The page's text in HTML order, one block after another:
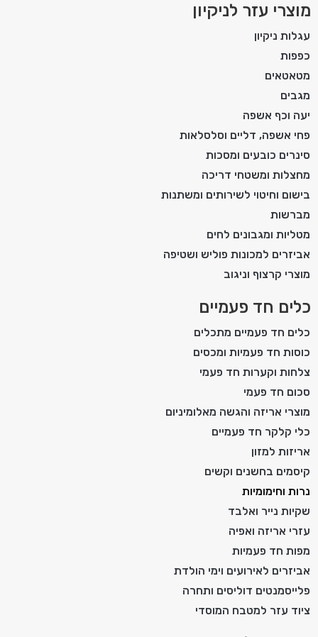
מוצרי עזר לניקיון
עגלות ניקיון
כפפות
מטאטאים
מגבים
יעה וכף אשפה
פחי אשפה, דליים וסלסלאות
סינרים כובעים ומסכות
מחצלות ומשטחי דריכה
בישום וחיטוי לשירותים ומשתנות
מברשות
מטליות ומגבונים לחים
אביזרים למכונות פוליש ושטיפה
מוצרי קרצוף וניגוב
כלים חד פעמיים
כלים חד פעמיים מתכלים
כוסות חד פעמיות ומכסים
צלחות וקערות חד פעמי
סכום חד פעמי
מוצרי אריזה והגשה מאלומיניום
כלי קלקר חד פעמיים
אריזות למזון
קיסמים בחשנים וקשים
נרות וחימומיות
שקיות נייר ואלבד
עזרי אריזה ואפיה
מפות חד פעמיות
אביזרים לאירועים וימי הולדת
פלייסמנטים דוליסים ותחרה
ציוד עזר למטבח המוסדי